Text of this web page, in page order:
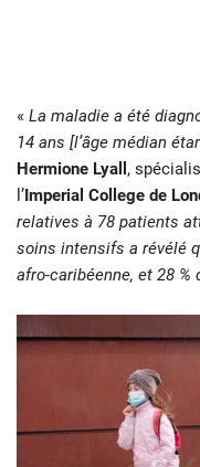
« La maladie a été
14 ans [l’âge médian
Hermione Lyall ,
l’Imperial College de
relatives à 78 patients
soins intensifs a révélé
afro-caribéenne, et 28 %